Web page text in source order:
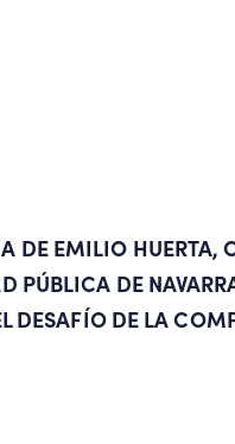
DE EMILIO
PÚBLICA DE
DESAFÍO DE LA